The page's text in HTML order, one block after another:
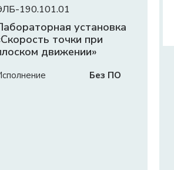
190.101.01
установка
точки при
движении»
Без ПО